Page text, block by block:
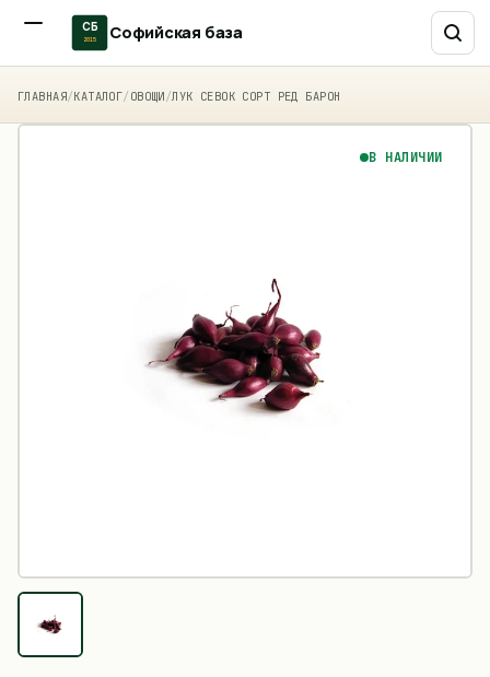
СБ
2015 Софийская база
ГЛАВНАЯ/КАТАЛОГ/ ОВОЩИ/ЛУК СЕВОК СОРТ РЕД БАРОН
В НАЛИЧИИ